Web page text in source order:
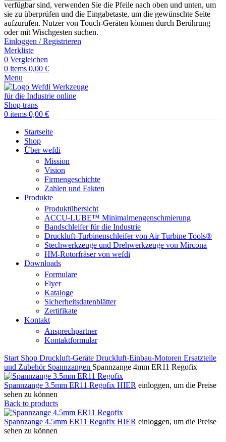
verfügbar sind, verwenden Sie die Pfeile nach oben und unten, um
sie zu überprüfen und die Eingabetaste, um die gewünschte Seite
aufzurufen. Nutzer von Touch-Geräten können durch Berührung
oder mit Wischgesten suchen.
Einloggen / Registrieren
Merkliste
0 Vergleichen
0 items 0,00 €
Menu
0 items 0,00 €
Startseite
Shop
Über wefdi
Mission
Vision
Firmengeschichte
Zahlen und Fakten
Produkte
Produktübersicht
ACCU-LUBE™ Minimalmengenschmierung
Bandschleifer für die Industrie
Druckluft-Turbinenschleifer von Air Turbine Tools®
Stechwerkzeuge und Drehwerkzeuge von Mircona
HM-Rotorfräser von wefdi
Downloads
Formulare
Flyer
Kataloge
Sicherheitsdatenblätter
Zertifikate
Kontakt
Ansprechpartner
Kontaktformular
Start Shop Druckluft-Geräte Druckluft-Einbau-Motoren Ersatzteile
und Zubehör Spannzangen Spannzange 4mm ER11 Regofix
Spannzange 3.5mm ER11 Regofix HIER einloggen, um die Preise
sehen zu können
Back to products
Spannzange 4.5mm ER11 Regofix HIER einloggen, um die Preise
sehen zu können